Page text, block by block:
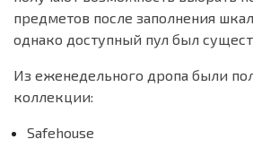
предметов после заполнения
однако доступный пул был
Из еженедельного дропа были
коллекции:
Safehouse